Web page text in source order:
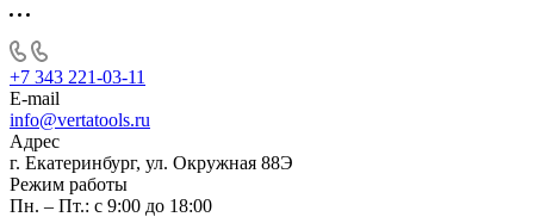
+7 343 221-03-11
E-mail
info@vertatools.ru
Адрес
г. Екатеринбург, ул. Окружная 88Э
Режим работы
Пн. – Пт.: с 9:00 до 18:00